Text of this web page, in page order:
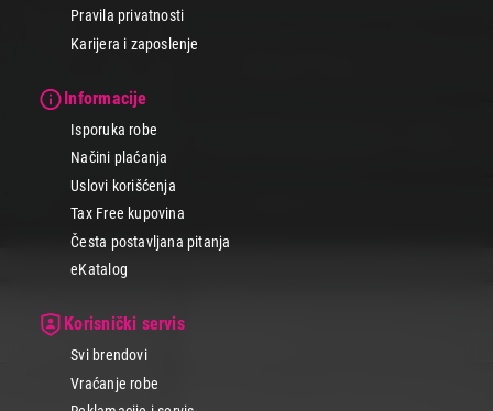
Pravila privatnosti
Karijera i zaposlenje
Informacije
Isporuka robe
Načini plaćanja
Uslovi korišćenja
Tax Free kupovina
Česta postavljana pitanja
eKatalog
Korisnički servis
Svi brendovi
Vraćanje robe